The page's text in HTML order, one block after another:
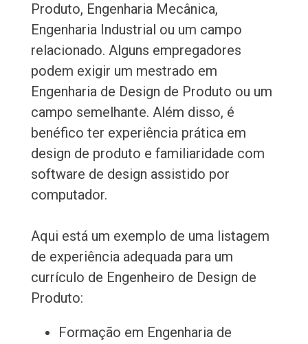
Produto, Engenharia Mecânica,
Engenharia Industrial ou um campo
relacionado. Alguns empregadores
podem exigir um mestrado em
Engenharia de Design de Produto ou um
campo semelhante. Além disso, é
benéfico ter experiência prática em
design de produto e familiaridade com
software de design assistido por
computador.
Aqui está um exemplo de uma listagem
de experiência adequada para um
currículo de Engenheiro de Design de
Produto:
Formação em Engenharia de